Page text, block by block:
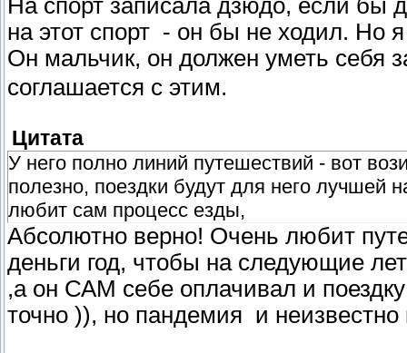
На спорт записала дзюдо, если бы
на этот спорт - он бы не ходил. Но
Он мальчик, он должен уметь себя
соглашается с этим.
Цитата
У него полно линий путешествий - вот
полезно, поездки будут для него лучшей
любит сам процесс езды,
Абсолютно верно! Очень любит
деньги год, чтобы на следующие
,а он САМ себе оплачивал и
точно )), но пандемия и неизвестно